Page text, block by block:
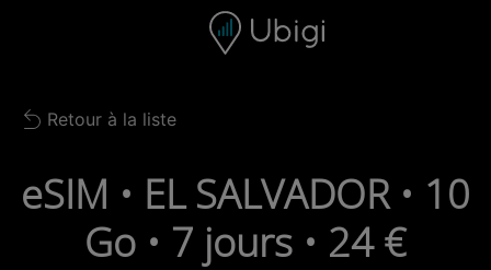
Barre de navigation Bas de page
Back to list
Retour à la liste
eSIM • EL SALVADOR • 10
Go • 7 jours • 24 €